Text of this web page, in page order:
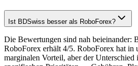
Ist BDSwiss besser als RoboForex?
Die Bewertungen sind nah beieinander:
RoboForex erhält 4/5. RoboForex hat in
marginalen Vorteil, aber der Unterschied